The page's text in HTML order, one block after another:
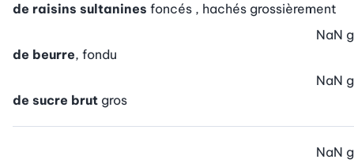
de raisins sultanines foncés , hachés grossièrement
de beurre, fondu
NaN g
de sucre brut gros
NaN g
NaN g